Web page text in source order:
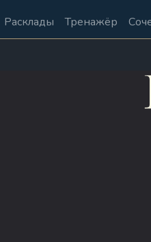
Расклады Тренажёр